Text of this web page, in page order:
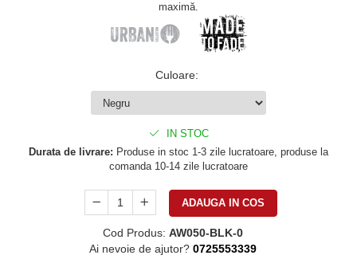
maximă.
Culoare:
IN STOC
Durata de livrare: Produse in stoc 1-3 zile lucratoare, produse la
comanda 10-14 zile lucratoare
ADAUGA IN COS
Cod Produs: AW050-BLK-0
Ai nevoie de ajutor? 0725553339